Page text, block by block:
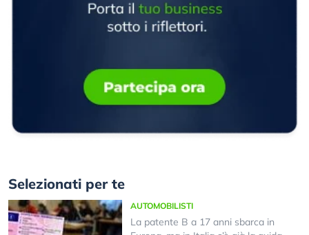
Selezionati per te
AUTOMOBILISTI
La patente B a 17 anni sbarca in